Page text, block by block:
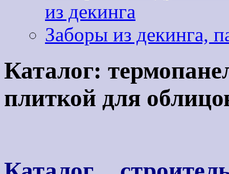
из декинга
Заборы из декинга,
Каталог:
плиткой для